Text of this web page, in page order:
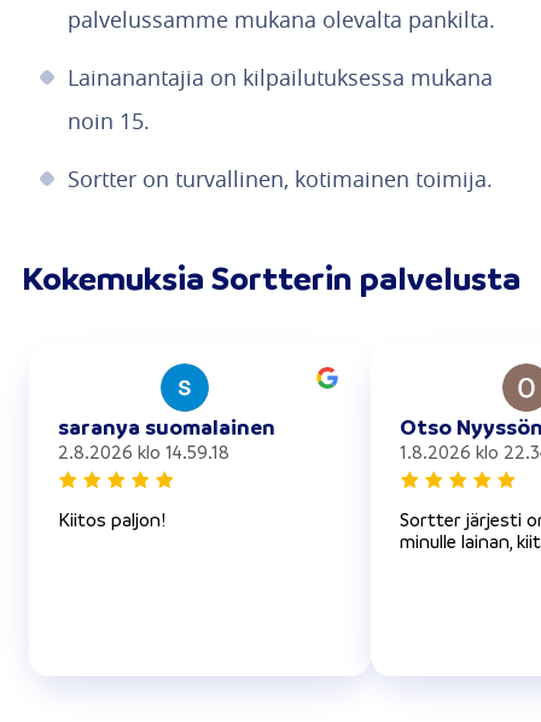
palvelussamme mukana olevalta pankilta.
Lainanantajia on kilpailutuksessa mukana
noin 15.
Sortter on turvallinen, kotimainen toimija.
Kokemuksia Sortterin palvelusta
saranya suomalainen
2.8.2026 klo 14.59.18
Kiitos paljon!
Otso
1.8.2026 klo
Sortter järjesti
minulle lainan,